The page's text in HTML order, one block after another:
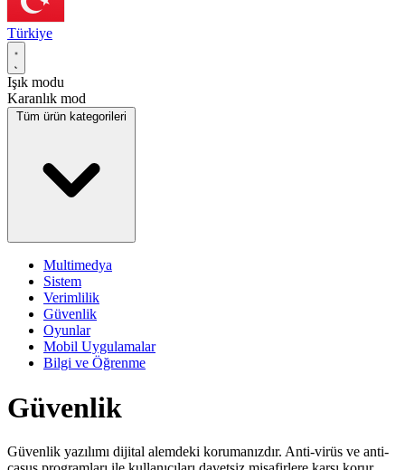
Türkiye
Işık modu
Karanlık mod
Tüm ürün kategorileri
Multimedya
Sistem
Verimlilik
Güvenlik
Oyunlar
Mobil Uygulamalar
Bilgi ve Öğrenme
Güvenlik
Güvenlik yazılımı dijital alemdeki korumanızdır. Anti-virüs ve anti-